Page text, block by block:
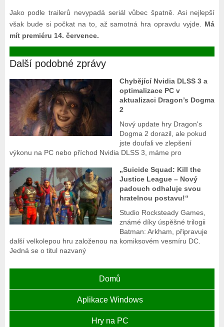
Jako podle trailerů nevypadá seriál vůbec špatně. Asi nejlepší
však bude si počkat na to, až samotná hra opravdu vyjde. Má
mít premiéru 14. července.
Další podobné zprávy
Chybějící Nvidia DLSS 3 a
optimalizace PC v
aktualizaci Dragon’s Dogma
2
Nový update hry Dragon's
Dogma 2 dorazil, ale pokud
jste doufali ve zlepšení
výkonu na PC nebo příchod Nvidia DLSS 3, máme pro
„Suicide Squad: Kill the
Justice League – Nový
padouch odhaluje svou
hratelnou postavu!“
Studio Rocksteady Games,
známé díky úspěšné trilogii
Batman: Arkham, připravuje
další velkolepou hru založenou na komiksovém vesmíru DC.
Jedná se o titul nazvaný
Domů
Aplikace Windows
Hry na PC